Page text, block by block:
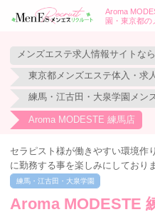
Aroma
園・東京都の
東京都メンズエステ体入・求人
Aroma MODESTE 練馬店
セラピスト様が働きやすい環境作
に勤務する事を楽しみにしており
練馬・江古田・大泉学園
Aroma MODESTE